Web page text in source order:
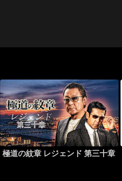
極道の紋章 レジェンド 第三十章